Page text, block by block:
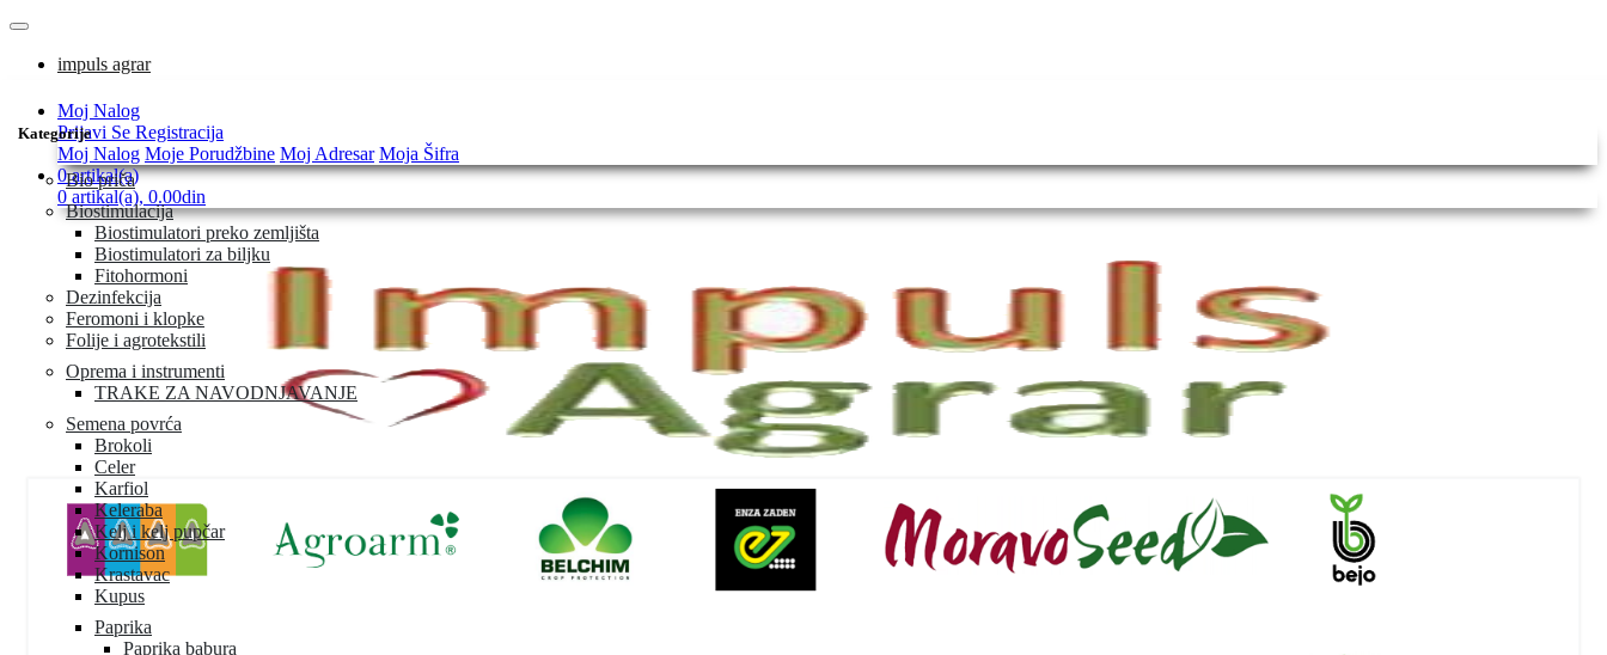
impuls agrar
Kategorije
Bio priča
Biostimulacija
Biostimulatori preko zemljišta
Biostimulatori za biljku
Fitohormoni
Dezinfekcija
Feromoni i klopke
Folije i agrotekstili
Oprema i instrumenti
TRAKE ZA NAVODNJAVANJE
Semena povrća
Brokoli
Celer
Karfiol
Keleraba
Kelj i kelj pupčar
Kornison
Krastavac
Kupus
Paprika
Paprika babura
Moj Nalog
Prijavi Se Registracija
Moj Nalog Moje Porudžbine Moj Adresar Moja Šifra
0 artikal(a)
0 artikal(a), 0.00din